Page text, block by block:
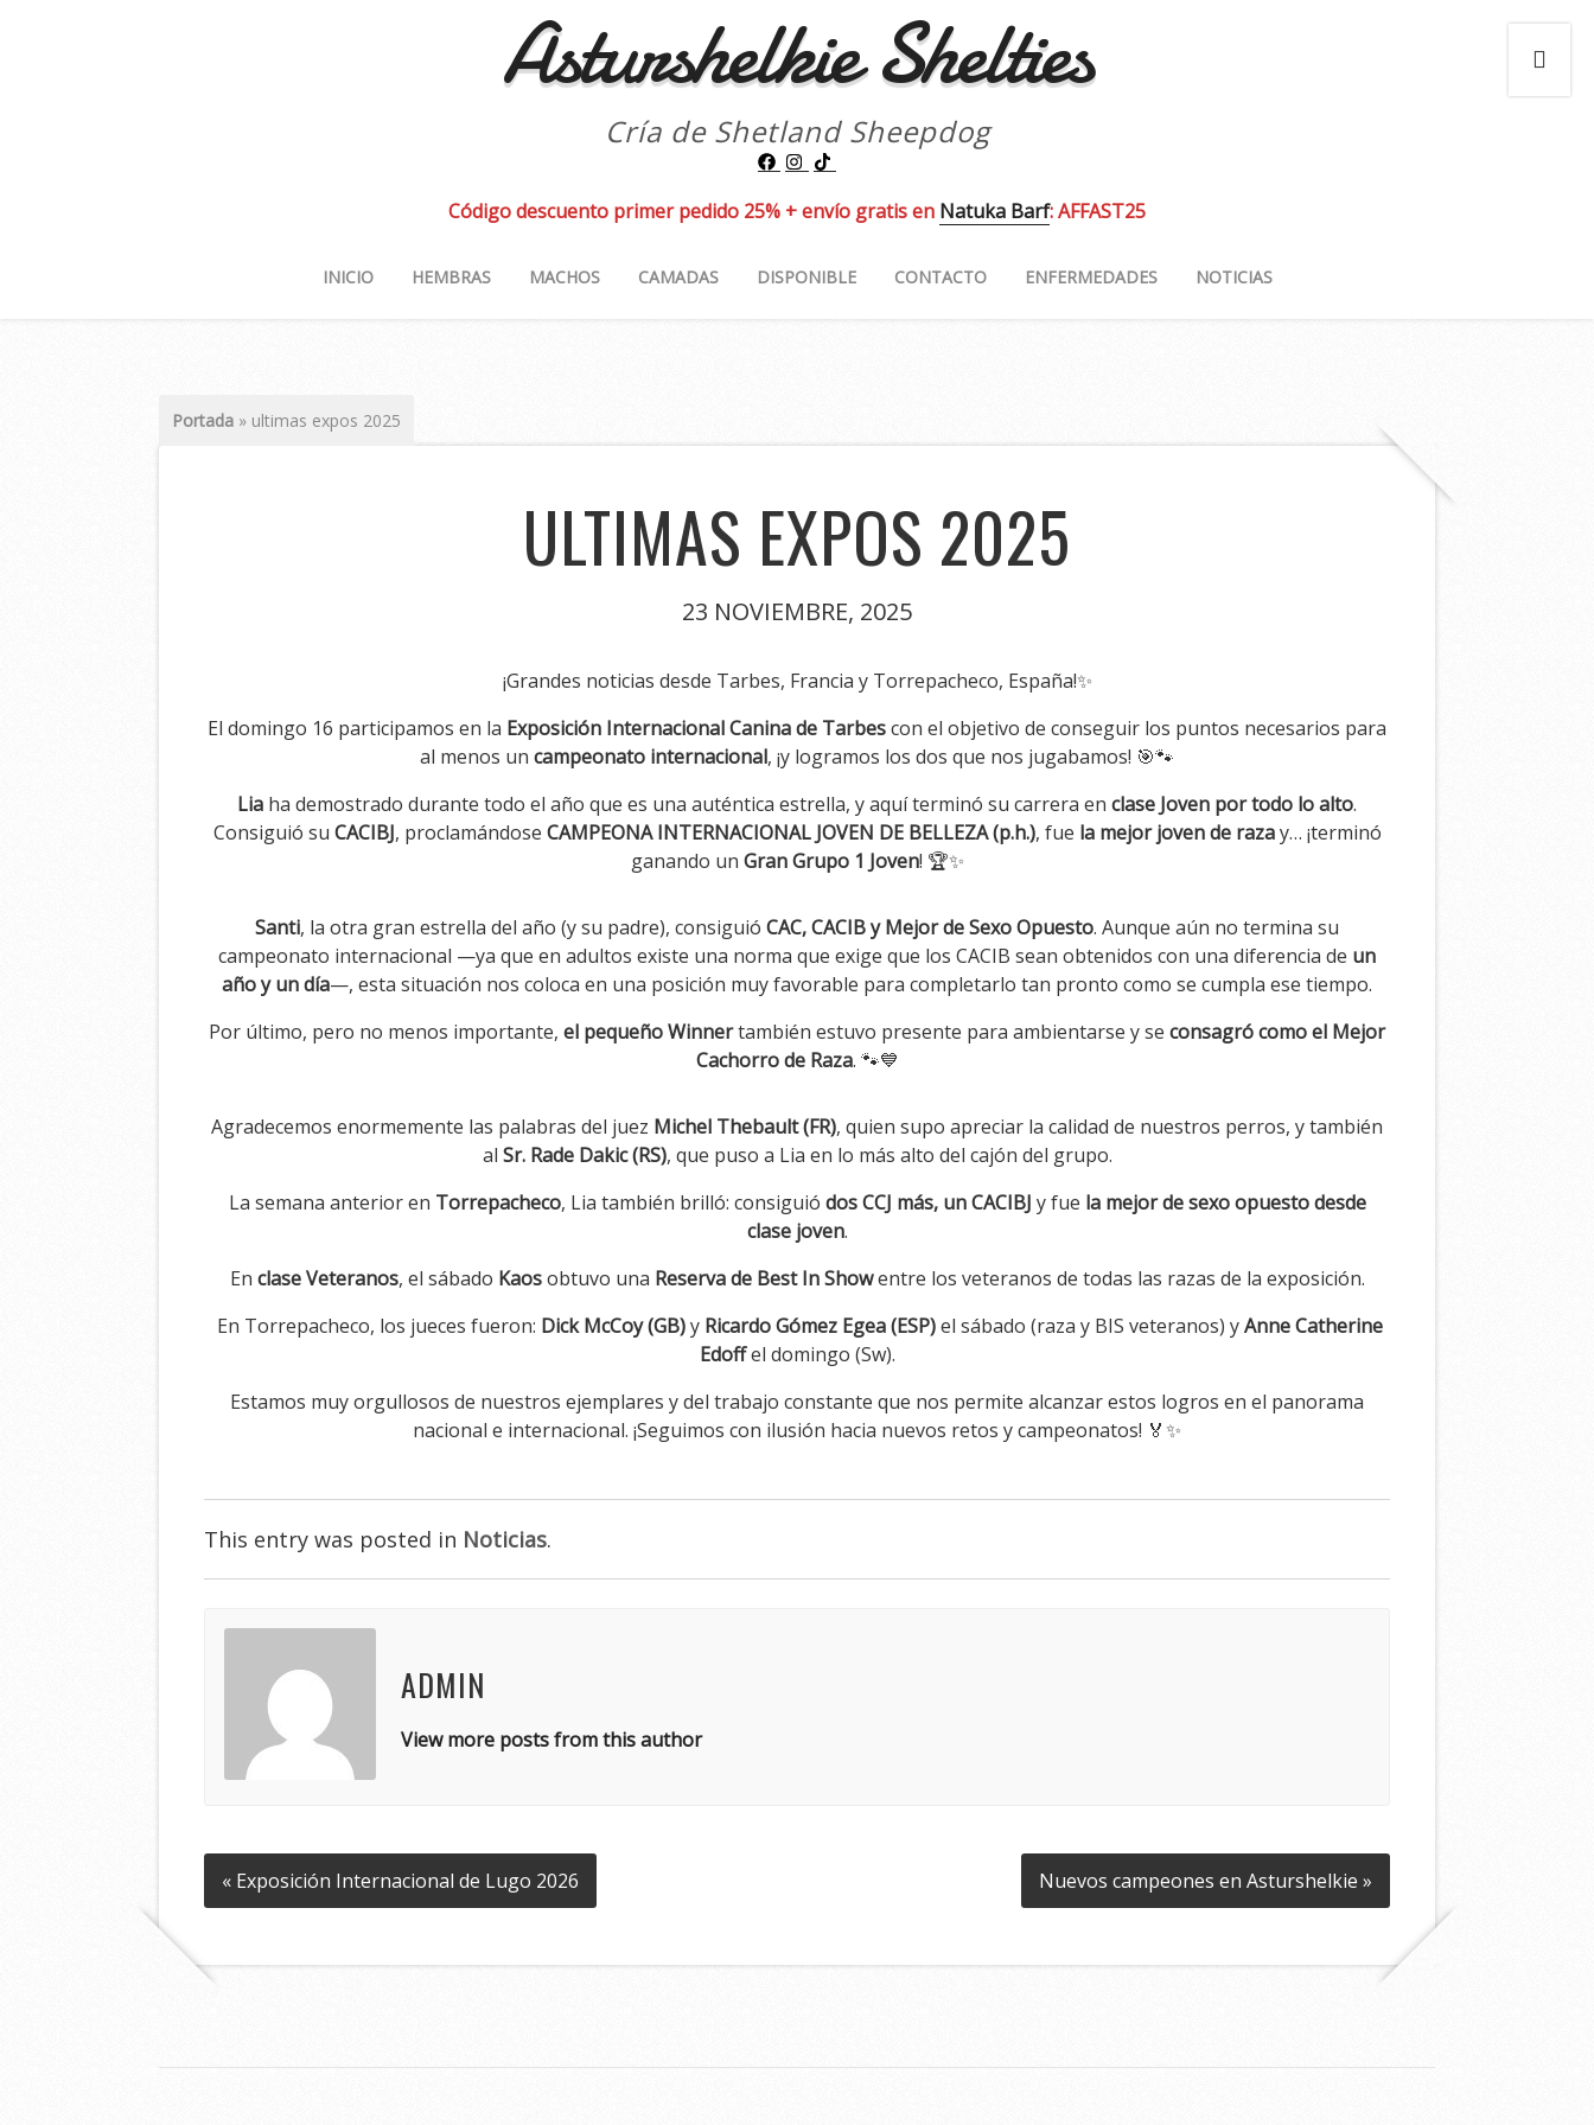
Asturshelkie Shelties
Cría de Shetland Sheepdog
Código descuento primer pedido 25% + envío gratis en Natuka Barf: AFFAST25
INICIO HEMBRAS MACHOS CAMADAS DISPONIBLE CONTACTO ENFERMEDADES NOTICIAS
Portada » ultimas expos 2025
ULTIMAS EXPOS 2025
23 NOVIEMBRE, 2025
¡Grandes noticias desde Tarbes, Francia y Torrepacheco, España!✨
El domingo 16 participamos en la Exposición Internacional Canina de Tarbescon el objetivo de conseguir los puntos necesarios para
al menos un campeonato internacional, ¡y logramos los dos que nos jugabamos! 🎯🐾
Lia ha demostrado durante todo el año que es una auténtica estrella, y aquí terminó su carrera en clase Joven por todo lo alto.
Consiguió su CACIBJ, proclamándose CAMPEONA INTERNACIONAL JOVEN DE BELLEZA (p.h.), fue la mejor joven de razay… ¡terminó
ganando un Gran Grupo 1 Joven! 🏆✨
Santi, la otra gran estrella del año (y su padre), consiguió CAC, CACIB y Mejor de Sexo Opuesto. Aunque aún no termina su
campeonato internacional —ya que en adultos existe una norma que exige que los CACIB sean obtenidos con una diferencia de un
año y un día—, esta situación nos coloca en una posición muy favorable para completarlo tan pronto como se cumpla ese tiempo.
Por último, pero no menos importante, el pequeño Winnertambién estuvo presente para ambientarse y se consagró como el Mejor
Cachorro de Raza. 🐾💙
Agradecemos enormemente las palabras del juez Michel Thebault (FR), quien supo apreciar la calidad de nuestros perros, y también
al Sr. Rade Dakic (RS), que puso a Lia en lo más alto del cajón del grupo.
La semana anterior en Torrepacheco, Lia también brilló: consiguió dos CCJ más, un CACIBJ y fue la mejor de sexo opuesto desde
clase joven.
En clase Veteranos, el sábado Kaosobtuvo una Reserva de Best In Showentre los veteranos de todas las razas de la exposición.
En Torrepacheco, los jueces fueron: Dick McCoy (GB)y Ricardo Gómez Egea (ESP)el sábado (raza y BIS veteranos) yAnne Catherine
Edoffel domingo (Sw).
Estamos muy orgullosos de nuestros ejemplares y del trabajo constante que nos permite alcanzar estos logros en el panorama
nacional e internacional. ¡Seguimos con ilusión hacia nuevos retos y campeonatos! 🏅✨
This entry was posted in Noticias.
ADMIN
View more posts from this author
« Exposición Internacional de Lugo 2026 Nuevos campeones en Asturshelkie »